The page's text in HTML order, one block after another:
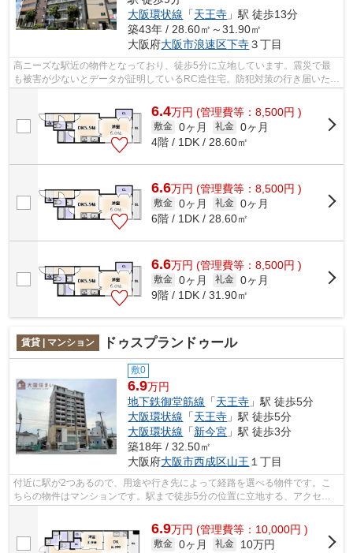
大阪環状線 「天王寺 」駅 徒歩13分
築43年 / 28.60㎡～31.90㎡
大阪府大阪市浪速区下寺３丁目
高ニーズな駅近の物件となっており、徒歩5分に立地しています。震災で最
も被害が少ないとデータが証明しているRC造住宅。防犯対策の行き届いた造
6.4万円 (管理費等：8,500円 )
敷金 0ヶ月 礼金 0ヶ月
4階 / 1DK / 28.60㎡
6.6万円 (管理費等：8,500円 )
敷金 0ヶ月 礼金 0ヶ月
6階 / 1DK / 28.60㎡
6.6万円 (管理費等：8,500円 )
敷金 0ヶ月 礼金 0ヶ月
9階 / 1DK / 31.90㎡
賃貸 | マンション ドゥスプランドゥール
敷0
6.9万円
地下鉄御堂筋線 「天王寺 」駅 徒歩5分
大阪環状線 「天王寺 」駅 徒歩5分
大阪環状線 「新今宮 」駅 徒歩3分
築18年 / 32.50㎡
大阪府大阪市西成区山王 １丁目
付近に駅が2つあるので、用途や行き先によって経路を選べる物件です。こ
ちらの物件はマンションです。駅まで徒歩5分の位置に立地する、アクセス
6.9万円 (管理費等：10,000円 )
敷金 0ヶ月 礼金
10万円